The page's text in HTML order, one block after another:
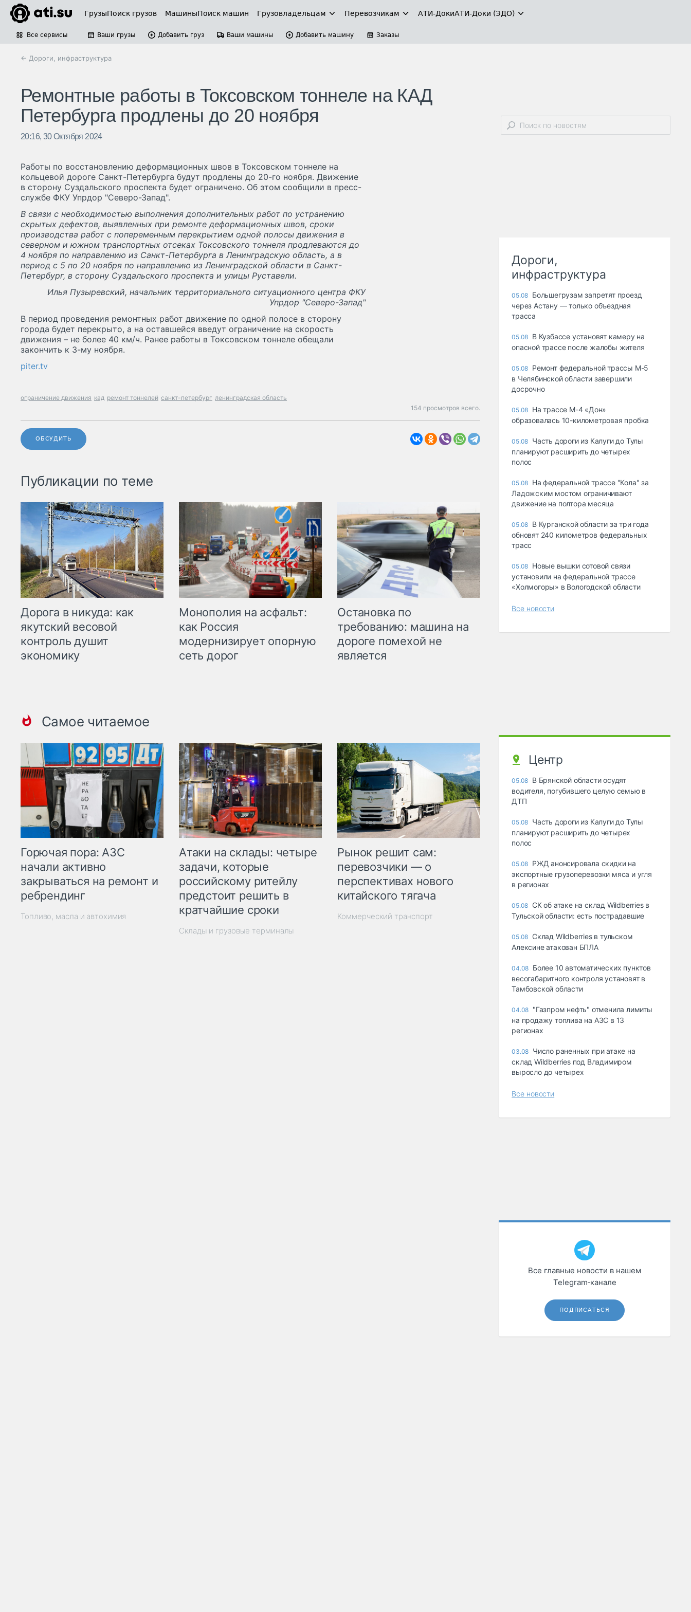
ГрузыПоиск грузов МашиныПоиск машин Грузовладельцам Перевозчикам АТИ-ДокиАТИ-Доки (ЭДО)
Все сервисы Ваши грузы Добавить груз Ваши машины Добавить машину Заказы
← Дороги, инфраструктура
Ремонтные работы в Токсовском тоннеле на КАД
Петербурга продлены до 20 ноября
20:16, 30 Октября 2024
Работы по восстановлению деформационных швов в Токсовском тоннеле на
кольцевой дороге Санкт-Петербурга будут продлены до 20-го ноября. Движение
в сторону Суздальского проспекта будет ограничено. Об этом сообщили в пресс-
службе ФКУ Упрдор "Северо-Запад".
В связи с необходимостью выполнения дополнительных работ по устранению
скрытых дефектов, выявленных при ремонте деформационных швов, сроки
производства работ с попеременным перекрытием одной полосы движения в
северном и южном транспортных отсеках Токсовского тоннеля продлеваются до
4 ноября по направлению из Санкт-Петербурга в Ленинградскую область, а в
период с 5 по 20 ноября по направлению из Ленинградской области в Санкт-
Петербург, в сторону Суздальского проспекта и улицы Руставели.
Илья Пузыревский, начальник территориального ситуационного центра ФКУ
Упрдор "Северо-Запад"
В период проведения ремонтных работ движение по одной полосе в сторону
города будет перекрыто, а на оставшейся введут ограничение на скорость
движения – не более 40 км/ч. Ранее работы в Токсовском тоннеле обещали
закончить к 3-му ноября.
piter.tv
ограничение движения кад ремонт тоннелей санкт-петербург ленинградская область
154 просмотров всего.
ОБСУДИТЬ
Публикации по теме
Дорога в никуда: как
якутский весовой
контроль душит
экономику
Монополия на асфальт:
как Россия
модернизирует опорную
сеть дорог
Остановка по
требованию: машина на
дороге помехой не
является
Самое читаемое
Горючая пора: АЗС
начали активно
закрываться на ремонт и
ребрендинг
Топливо, масла и автохимия
Атаки на склады: четыре
задачи, которые
российскому ритейлу
предстоит решить в
кратчайшие сроки
Склады и грузовые терминалы
Рынок решит сам:
перевозчики — о
перспективах нового
китайского тягача
Коммерческий транспорт
Дороги,
инфраструктура
05.08 Большегрузам запретят проезд
через Астану — только объездная
трасса
05.08 В Кузбассе установят камеру на
опасной трассе после жалобы жителя
05.08 Ремонт федеральной трассы М-5
в Челябинской области завершили
досрочно
05.08 На трассе М-4 «Дон»
образовалась 10-километровая пробка
05.08 Часть дороги из Калуги до Тулы
планируют расширить до четырех
полос
05.08 На федеральной трассе "Кола" за
Ладожским мостом ограничивают
движение на полтора месяца
05.08 В Курганской области за три года
обновят 240 километров федеральных
трасс
05.08 Новые вышки сотовой связи
установили на федеральной трассе
«Холмогоры» в Вологодской области
Все новости
Центр
05.08 В Брянской области осудят
водителя, погубившего целую семью в
ДТП
05.08 Часть дороги из Калуги до Тулы
планируют расширить до четырех
полос
05.08 РЖД анонсировала скидки на
экспортные грузоперевозки мяса и угля
в регионах
05.08 СК об атаке на склад Wildberries в
Тульской области: есть пострадавшие
05.08 Склад Wildberries в тульском
Алексине атакован БПЛА
04.08 Более 10 автоматических пунктов
весогабаритного контроля установят в
Тамбовской области
04.08 "Газпром нефть" отменила лимиты
на продажу топлива на АЗС в 13
регионах
03.08 Число раненных при атаке на
склад Wildberries под Владимиром
выросло до четырех
Все новости
Все главные новости в нашем
Telegram‑канале
ПОДПИСАТЬСЯ